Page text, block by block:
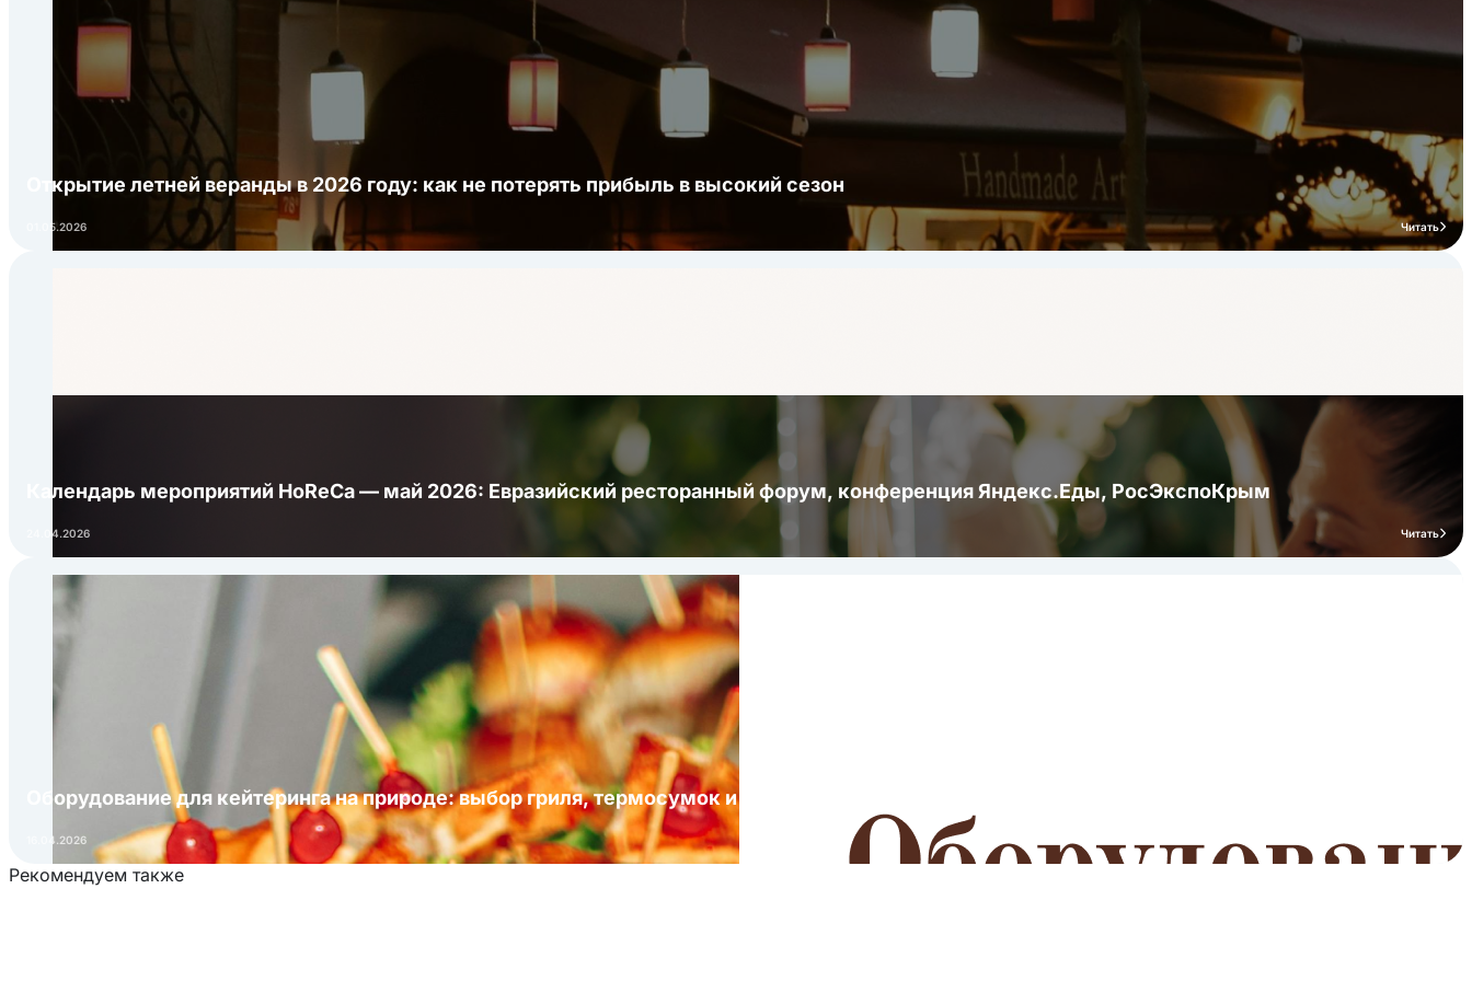
Открытие летней веранды в 2026 году: как не потерять прибыль в высокий сезон
01.05.2026 Читать
Календарь мероприятий HoReCa — май 2026: Евразийский ресторанный форум, конференция Яндекс.Еды, РосЭкспоКрым
24.04.2026 Читать
Оборудование для кейтеринга на природе: выбор гриля, термосумок и посуды для выездных мероприятий
16.04.2026
Рекомендуем также